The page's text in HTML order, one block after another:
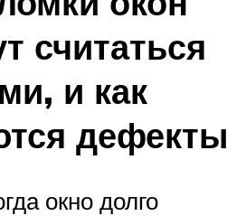
считаться
и как
дефекты
окно долго